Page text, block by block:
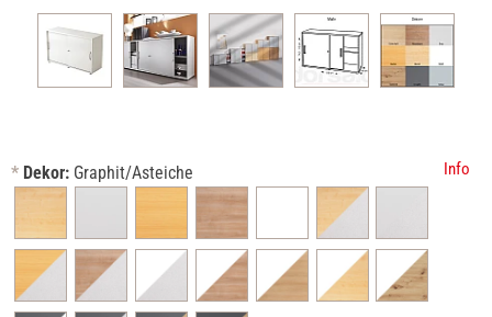
* Dekor: Graphit/Asteiche Info